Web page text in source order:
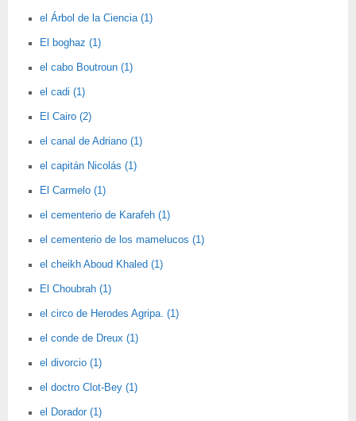
el Árbol de la Ciencia (1)
El boghaz (1)
el cabo Boutroun (1)
el cadi (1)
El Cairo (2)
el canal de Adriano (1)
el capitán Nicolás (1)
El Carmelo (1)
el cementerio de Karafeh (1)
el cementerio de los mamelucos (1)
el cheikh Aboud Khaled (1)
El Choubrah (1)
el circo de Herodes Agripa. (1)
el conde de Dreux (1)
el divorcio (1)
el doctro Clot-Bey (1)
el Dorador (1)